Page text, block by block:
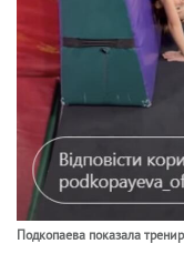
Подкопаева показала